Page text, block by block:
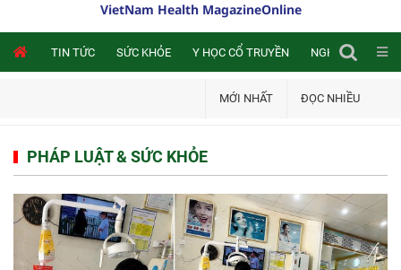
VietNam Health MagazineOnline
TIN TỨC SỨC KHỎE Y HỌC CỔ TRUYỀN NGHIÊN CỨU
MỚI NHẤT ĐỌC NHIỀU
PHÁP LUẬT & SỨC KHỎE